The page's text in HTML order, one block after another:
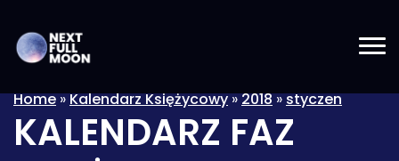
Home»Kalendarz Księżycowy»2018»styczen
KALENDARZ FAZ